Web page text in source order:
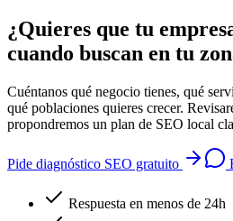
¿Quieres que tu
cuando buscan en tu
Cuéntanos qué negocio tienes, qué
qué poblaciones quieres crecer.
propondremos un plan de SEO local
Pide diagnóstico SEO gratuito
Respuesta en menos de 24h